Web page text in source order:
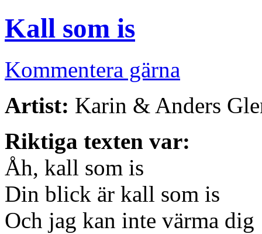
Kall som is
Kommentera gärna
Artist: Karin & Anders
Riktiga texten var:
Åh, kall som is
Din blick är kall som is
Och jag kan inte värma dig